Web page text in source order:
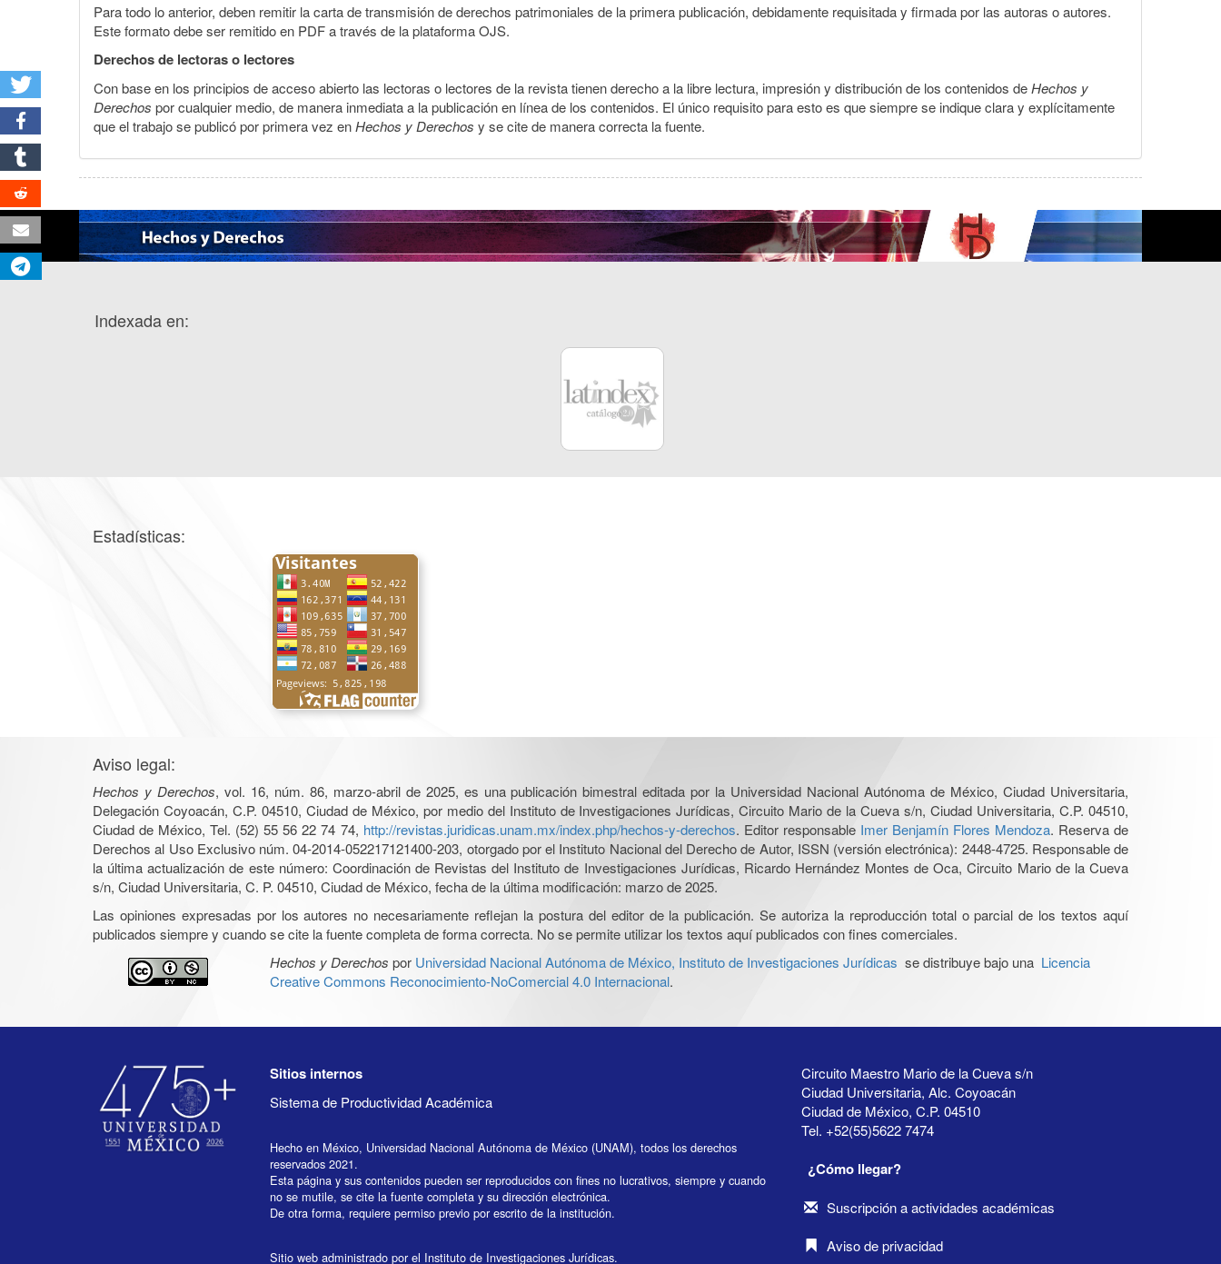
Para todo lo anterior, deben remitir la carta de transmisión de derechos patrimoniales de la primera publicación, debidamente requisitada y firmada por las autoras o autores.
Este formato debe ser remitido en PDF a través de la plataforma OJS.
Derechos de lectoras o lectores
Con base en los principios de acceso abierto las lectoras o lectores de la revista tienen derecho a la libre lectura, impresión y distribución de los contenidos deHechos y
Derechos por cualquier medio, de manera inmediata a la publicación en línea de los contenidos. El único requisito para esto es que siempre se indique clara y explícitamente
que el trabajo se publicó por primera vez enHechos y Derechos y se cite de manera correcta la fuente.
Indexada en:
Estadísticas:
Aviso legal:
Hechos y Derechos, vol. 16, núm. 86, marzo-abril de 2025, es una publicación bimestral editada por la Universidad Nacional Autónoma de México, Ciudad Universitaria,
Delegación Coyoacán, C.P. 04510, Ciudad de México, por medio del Instituto de Investigaciones Jurídicas, Circuito Mario de la Cueva s/n, Ciudad Universitaria, C.P. 04510,
Ciudad de México, Tel. (52) 55 56 22 74 74, http://revistas.juridicas.unam.mx/index.php/hechos-y-derechos. Editor responsable Imer Benjamín Flores Mendoza. Reserva de
Derechos al Uso Exclusivo núm. 04-2014-052217121400-203, otorgado por el Instituto Nacional del Derecho de Autor, ISSN (versión electrónica): 2448-4725. Responsable de
la última actualización de este número: Coordinación de Revistas del Instituto de Investigaciones Jurídicas, Ricardo Hernández Montes de Oca, Circuito Mario de la Cueva
s/n, Ciudad Universitaria, C. P. 04510, Ciudad de México, fecha de la última modificación: marzo de 2025.
Las opiniones expresadas por los autores no necesariamente reflejan la postura del editor de la publicación. Se autoriza la reproducción total o parcial de los textos aquí
publicados siempre y cuando se cite la fuente completa de forma correcta. No se permite utilizar los textos aquí publicados con fines comerciales.
Hechos y Derechos por Universidad Nacional Autónoma de México, Instituto de Investigaciones Jurídicas se distribuye bajo una Licencia
Creative Commons Reconocimiento-NoComercial 4.0 Internacional.
Sitios internos
Sistema de Productividad Académica
Hecho en México, Universidad Nacional Autónoma de México (UNAM), todos los derechos
reservados 2021.
Esta página y sus contenidos pueden ser reproducidos con fines no lucrativos, siempre y cuando
no se mutile, se cite la fuente completa y su dirección electrónica.
De otra forma, requiere permiso previo por escrito de la institución.
Sitio web administrado por el Instituto de Investigaciones Jurídicas.
Circuito Maestro Mario de la Cueva s/n
Ciudad Universitaria, Alc. Coyoacán
Ciudad de México, C.P. 04510
Tel. +52(55)5622 7474
¿Cómo llegar?
Suscripción a actividades académicas
Aviso de privacidad